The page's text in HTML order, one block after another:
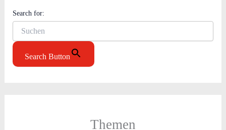
Search for:
Search Button
Themen